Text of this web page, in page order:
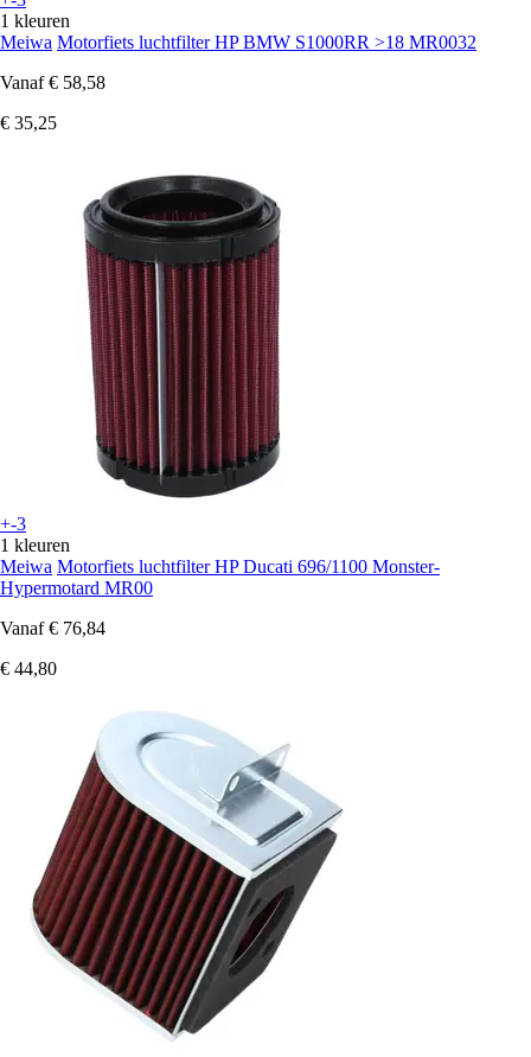
1 kleuren
Meiwa Motorfiets luchtfilter HP BMW S1000RR >18 MR0032
Vanaf € 58,58
€ 35,25
+-3
1 kleuren
Meiwa Motorfiets luchtfilter HP Ducati 696/1100 Monster-
Hypermotard MR00
Vanaf € 76,84
€ 44,80